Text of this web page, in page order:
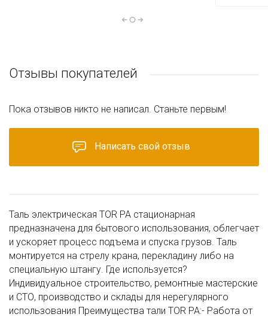
Отзывы покупателей
Написать свой отзыв
Пока отзывов никто не написал. Станьте первым!
Таль электрическая TOR PA стационарная
предназначена для бытового использования, облегчает
и ускоряет процесс подъема и спуска грузов. Таль
монтируется на стрелу крана, перекладину либо на
специальную штангу. Где используется?
Индивидуальное строительство, ремонтные мастерские
и СТО, производство и склады для нерегулярного
использования Преимущества тали TOR PA:- Работа от